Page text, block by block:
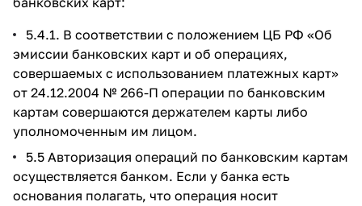
5.4.1. В соответствии с положением ЦБ РФ «Об
эмиссии банковских карт и об операциях,
совершаемых с использованием платежных карт»
от 24.12.2004 № 266-П операции по банковским
картам совершаются держателем карты либо
уполномоченным им лицом.
5.5 Авторизация операций по банковским картам
осуществляется банком. Если у банка есть
основания полагать, что операция носит